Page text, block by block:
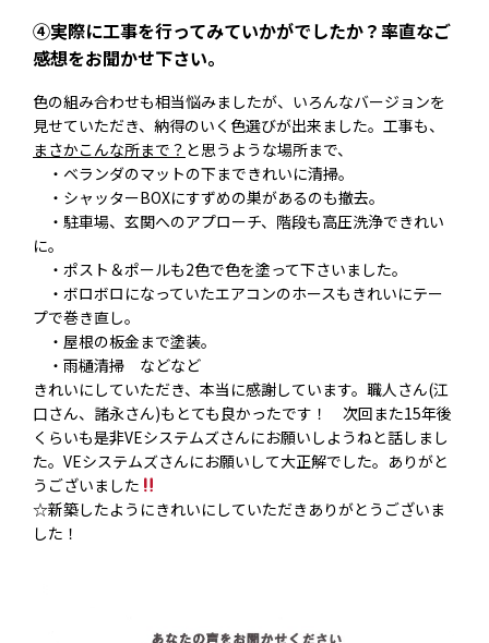
④実際に工事を行ってみていかがでしたか？率直なご
感想をお聞かせ下さい。
色の組み合わせも相当悩みましたが、いろんなバージョンを
見せていただき、納得のいく色選びが出来ました。工事も、
まさかこんな所まで？ と思うような場所まで、
・ベランダのマットの下まできれいに清掃。
・シャッターBOXにすずめの巣があるのも撤去。
・駐車場、玄関へのアプローチ、階段も高圧洗浄できれい
に。
・ポスト＆ポールも2色で色を塗って下さいました。
・ボロボロになっていたエアコンのホースもきれいにテー
プで巻き直し。
・屋根の板金まで塗装。
・雨樋清掃 などなど
きれいにしていただき、本当に感謝しています。職人さん(江
口さん、諸永さん)もとても良かったです！ 次回また15年後
くらいも是非VEシステムズさんにお願いしようねと話しまし
た。VEシステムズさんにお願いして大正解でした。ありがと
うございました
☆新築したようにきれいにしていただきありがとうございま
した！